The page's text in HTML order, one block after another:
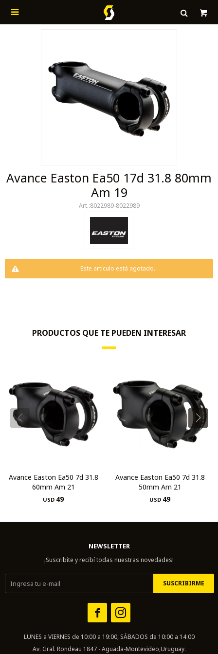

Avance Easton Ea50 17d 31.8 80mm
Am 19
8022989-8022989
Este artículo está agotado.
PRODUCTOS QUE TE PUEDEN INTERESAR
Avance Easton Ea50 7d 31.8
60mm Am 21
USD 49
Avance Easton Ea50 7d 31.8
50mm Am 21
USD 49
NEWSLETTER
¡Suscribite y recibí todas nuestras novedades!
SUSCRIBIRME
 
LUNES a VIERNES de 10:00 a 19:00, SÁBADOS de 10:00 a 14:00
Av. Gral. Rondeau 1847 - Aguada-Montevideo,Uruguay.